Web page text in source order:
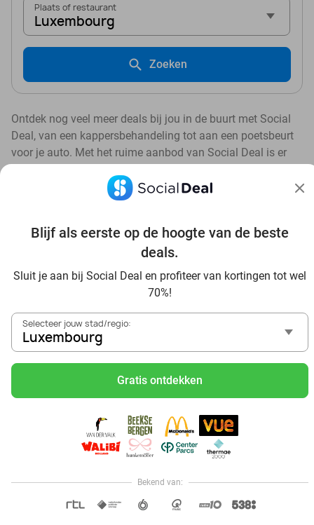
Blijf als eerste op de hoogte van de beste
deals.
Sluit je aan bij Social Deal en profiteer van kortingen tot wel
70%!
Selecteer jouw stad/regio:
Luxembourg
Gratis ontdekken
Bekend van:
Plaats of restaurant
Luxembourg
Zoeken
Ontdek nog veel meer deals bij jou in de buurt met Social
Deal, van een kappersbehandeling tot aan een poetsbeurt
voor je auto. Met het ruime aanbod van Social Deal is er
Bekijk nog meer topdeals in jouw omgeving
Voordelig genieten in Luxembourg: haal deal-inspiratie uit
Mangez des sushis à Luxembourg
Mangez à volonté à Luxembourg
Hoi, onze klantenservice is open,
dus als je een vraag hebt helpen